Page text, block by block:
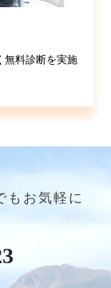
無料診断を実施
もお気軽に